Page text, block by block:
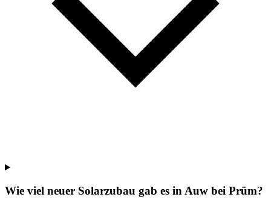
Wie viel neuer Solarzubau gab es in Auw bei Prüm?